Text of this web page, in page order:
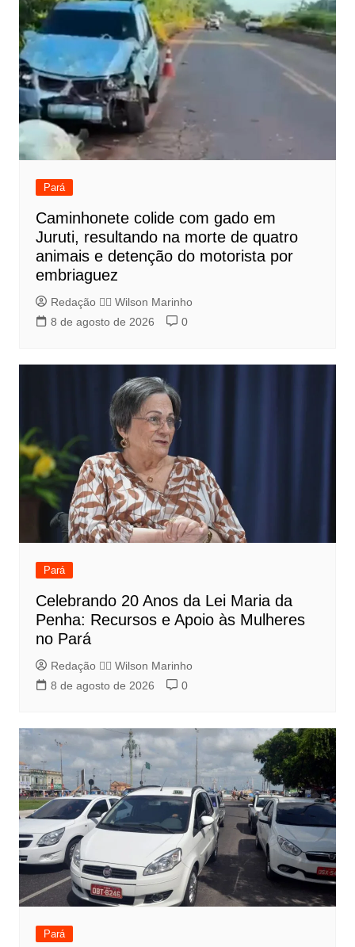
Pará
Caminhonete colide com gado em
Juruti, resultando na morte de quatro
animais e detenção do motorista por
embriaguez
Redação 👨‍⚖️​ Wilson Marinho
8 de agosto de 2026
0
Pará
Celebrando 20 Anos da Lei Maria da
Penha: Recursos e Apoio às Mulheres
no Pará
Redação 👨‍⚖️​ Wilson Marinho
8 de agosto de 2026
0
Pará